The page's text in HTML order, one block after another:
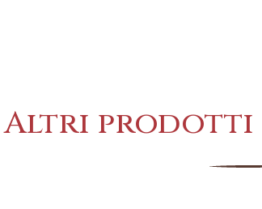
Altri prodotti